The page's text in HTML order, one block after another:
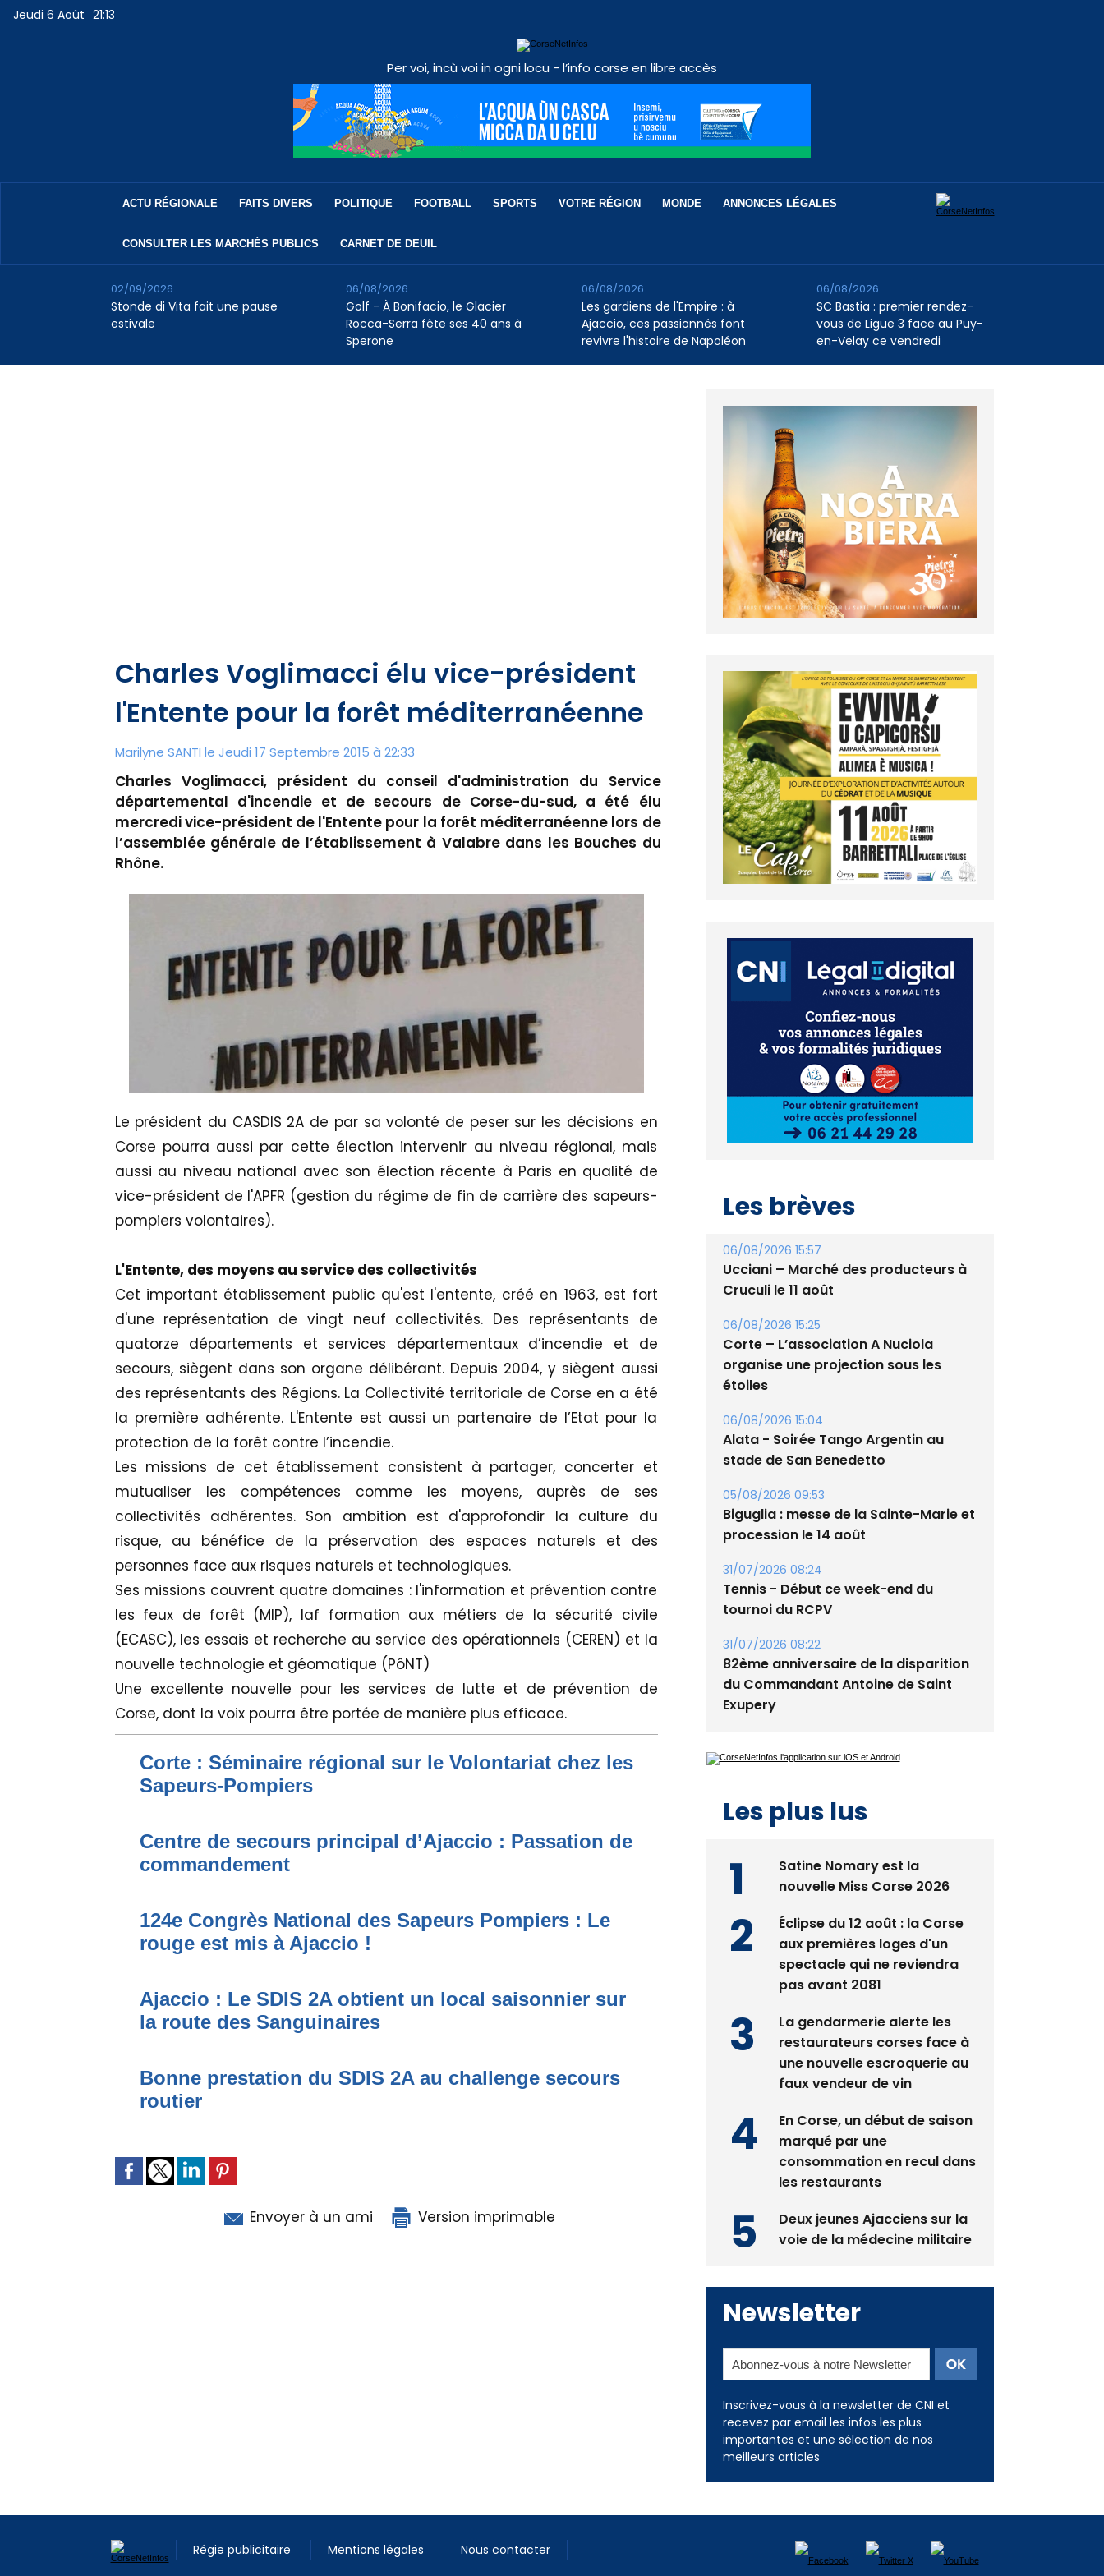
Jeudi 6 Août 21:13
Per voi, incù voi in ogni locu - l’info corse en libre accès
ACTU RÉGIONALE FAITS DIVERS POLITIQUE FOOTBALL SPORTS VOTRE RÉGION MONDE ANNONCES LÉGALES
CONSULTER LES MARCHÉS PUBLICS CARNET DE DEUIL
Stonde di Vita fait une pause
estivale
02/09/2026
Golf - À Bonifacio, le Glacier
Rocca-Serra fête ses 40 ans à
Sperone
06/08/2026
Les gardiens de l'Empire : à
Ajaccio, ces passionnés font
revivre l'histoire de Napoléon
06/08/2026
SC Bastia : premier rendez-
vous de Ligue 3 face au Puy-
en-Velay ce vendredi
06/08/2026
Charles Voglimacci élu vice-président
l'Entente pour la forêt méditerranéenne
Marilyne SANTI le Jeudi 17 Septembre 2015 à 22:33
Charles Voglimacci, président du conseil d'administration du Service
départemental d'incendie et de secours de Corse-du-sud, a été élu
mercredi vice-président de l'Entente pour la forêt méditerranéenne lors de
l’assemblée générale de l’établissement à Valabre dans les Bouches du
Rhône.
Le président du CASDIS 2A de par sa volonté de peser sur les décisions en
Corse pourra aussi par cette élection intervenir au niveau régional, mais
aussi au niveau national avec son élection récente à Paris en qualité de
vice-président de l'APFR (gestion du régime de fin de carrière des sapeurs-
pompiers volontaires).
L'Entente, des moyens au service des collectivités
Cet important établissement public qu'est l'entente, créé en 1963, est fort
d'une représentation de vingt neuf collectivités. Des représentants de
quatorze départements et services départementaux d’incendie et de
secours, siègent dans son organe délibérant. Depuis 2004, y siègent aussi
des représentants des Régions. La Collectivité territoriale de Corse en a été
la première adhérente. L'Entente est aussi un partenaire de l’Etat pour la
protection de la forêt contre l’incendie.
Les missions de cet établissement consistent à partager, concerter et
mutualiser les compétences comme les moyens, auprès de ses
collectivités adhérentes. Son ambition est d'approfondir la culture du
risque, au bénéfice de la préservation des espaces naturels et des
personnes face aux risques naturels et technologiques.
Ses missions couvrent quatre domaines : l'information et prévention contre
les feux de forêt (MIP), laf formation aux métiers de la sécurité civile
(ECASC), les essais et recherche au service des opérationnels (CEREN) et la
nouvelle technologie et géomatique (PôNT)
Une excellente nouvelle pour les services de lutte et de prévention de
Corse, dont la voix pourra être portée de manière plus efficace.
Corte : Séminaire régional sur le Volontariat chez les
Sapeurs-Pompiers
Centre de secours principal d’Ajaccio : Passation de
commandement
124e Congrès National des Sapeurs Pompiers : Le
rouge est mis à Ajaccio !
Ajaccio : Le SDIS 2A obtient un local saisonnier sur
la route des Sanguinaires
Bonne prestation du SDIS 2A au challenge secours
routier
Envoyer à un ami Version imprimable
Les brèves
06/08/2026 15:57
Ucciani – Marché des producteurs à
Cruculi le 11 août
06/08/2026 15:25
Corte – L’association A Nuciola
organise une projection sous les
étoiles
06/08/2026 15:04
Alata - Soirée Tango Argentin au
stade de San Benedetto
05/08/2026 09:53
Biguglia : messe de la Sainte-Marie et
procession le 14 août
31/07/2026 08:24
Tennis - Début ce week-end du
tournoi du RCPV
31/07/2026 08:22
82ème anniversaire de la disparition
du Commandant Antoine de Saint
Exupery
Les plus lus
Satine Nomary est la
nouvelle Miss Corse 2026
Éclipse du 12 août : la Corse
aux premières loges d'un
spectacle qui ne reviendra
pas avant 2081
La gendarmerie alerte les
restaurateurs corses face à
une nouvelle escroquerie au
faux vendeur de vin
En Corse, un début de saison
marqué par une
consommation en recul dans
les restaurants
Deux jeunes Ajacciens sur la
voie de la médecine militaire
Newsletter
Inscrivez-vous à la newsletter de CNI et
recevez par email les infos les plus
importantes et une sélection de nos
meilleurs articles
Régie publicitaire Mentions légales Nous contacter